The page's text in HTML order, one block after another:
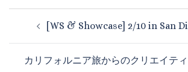
[WS & Showcase] 2/10 in
カリフォルニア旅からのクリエイテ